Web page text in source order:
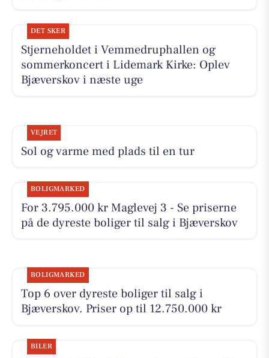
DET SKER
Stjerneholdet i Vemmedruphallen og
sommerkoncert i Lidemark Kirke: Oplev
Bjæverskov i næste uge
VEJRET
Sol og varme med plads til en tur
BOLIGMARKED
For 3.795.000 kr Maglevej 3 - Se priserne
på de dyreste boliger til salg i Bjæverskov
BOLIGMARKED
Top 6 over dyreste boliger til salg i
Bjæverskov. Priser op til 12.750.000 kr
BILER